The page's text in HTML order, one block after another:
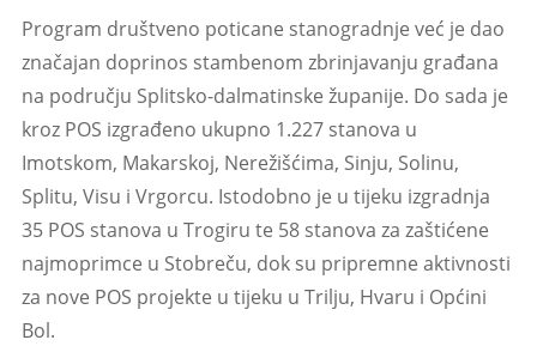
Program društveno poticane stanogradnje već je dao
značajan doprinos stambenom zbrinjavanju građana
na području Splitsko-dalmatinske županije. Do sada je
kroz POS izgrađeno ukupno 1.227 stanova u
Imotskom, Makarskoj, Nerežišćima, Sinju, Solinu,
Splitu, Visu i Vrgorcu. Istodobno je u tijeku izgradnja
35 POS stanova u Trogiru te 58 stanova za zaštićene
najmoprimce u Stobreču, dok su pripremne aktivnosti
za nove POS projekte u tijeku u Trilju, Hvaru i Općini
Bol.